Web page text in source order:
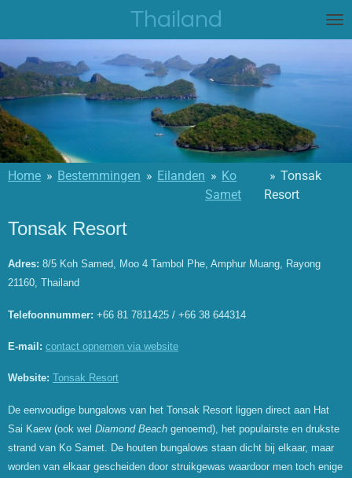
naar
de
hoofdinhoud
Thailand
Home » Bestemmingen » Eilanden » Ko
Samet
» Tonsak
Resort
Tonsak Resort
Adres: 8/5 Koh Samed, Moo 4 Tambol Phe, Amphur Muang, Rayong
21160, Thailand
Telefoonnummer: +66 81 7811425 / +66 38 644314
E-mail: contact opnemen via website
Website: Tonsak Resort
De eenvoudige bungalows van het Tonsak Resort liggen direct aan Hat
Sai Kaew (ook wel Diamond Beach genoemd), het populairste en drukste
strand van Ko Samet. De houten bungalows staan dicht bij elkaar, maar
worden van elkaar gescheiden door struikgewas waardoor men toch enige